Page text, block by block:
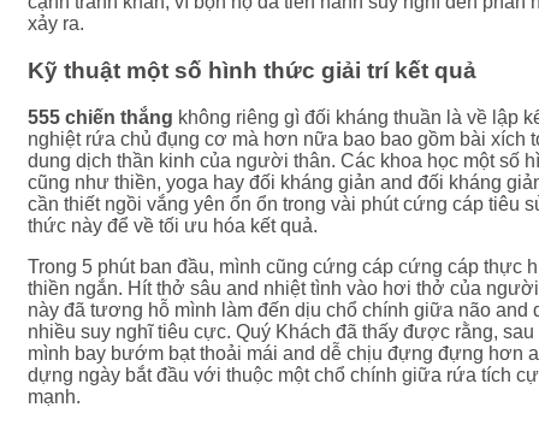
xảy ra.
Kỹ thuật một số hình thức giải trí kết quả
555 chiến thắng không riêng gì đối kháng thuần là về lập
nghiệt rứa chủ đụng cơ mà hơn nữa bao bao gồm bài xích
dung dịch thần kinh của người thân. Các khoa học một số
cũng như thiền, yoga hay đối kháng giản and đối kháng
cần thiết ngồi vắng yên ổn ổn trong vài phút cứng cáp tiêu
thức này để về tối ưu hóa kết quả.
Trong 5 phút ban đầu, mình cũng cứng cáp cứng cáp thực
thiền ngắn. Hít thở sâu and nhiệt tình vào hơi thở của
này đã tương hỗ mình làm đến dịu chổ chính giữa não and
nhiều suy nghĩ tiêu cực. Quý Khách đã thấy được rằng,
mình bay bướm bạt thoải mái and dễ chịu đựng đựng hơn
dựng ngày bắt đầu với thuộc một chổ chính giữa rứa tích
mạnh.